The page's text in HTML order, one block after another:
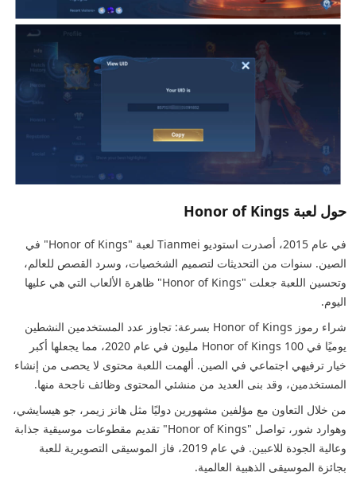
حول لعبة Honor of Kings
في عام 2015، أصدرت استوديو Tianmei لعبة "Honor of Kings" في
الصين. سنوات من التحديثات لتصميم الشخصيات، وسرد القصص للعالم،
وتحسين اللعبة جعلت "Honor of Kings" ظاهرة الألعاب التي هي عليها
اليوم.
شراء رموز Honor of Kings بسرعة: تجاوز عدد المستخدمين النشطين
يوميًا في Honor of Kings 100 مليون في عام 2020، مما يجعلها أكبر
خيار ترفيهي اجتماعي في الصين. ألهمت اللعبة محتوى لا يحصى من إنشاء
المستخدمين، وقد بنى العديد من منشئي المحتوى وظائف ناجحة منها.
من خلال التعاون مع مؤلفين مشهورين دوليًا مثل هانز زيمر، جو هيسايشي،
وهوارد شور، تواصل "Honor of Kings" تقديم مقطوعات موسيقية جذابة
وعالية الجودة للاعبين. في عام 2019، فاز الموسيقى التصويرية للعبة
بجائزة الموسيقى الذهبية العالمية.